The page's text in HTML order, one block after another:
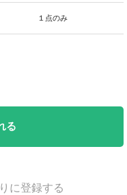
１点のみ
る
に登録する